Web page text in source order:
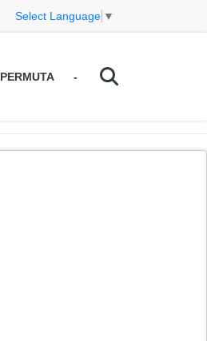
Select Language ▼
PERMUTA -